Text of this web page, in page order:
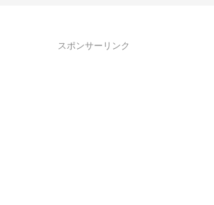
スポンサーリンク